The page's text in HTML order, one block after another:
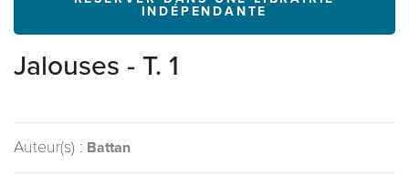
INDÉPENDANTE
Jalouses - T. 1
Auteur(s) : Battan